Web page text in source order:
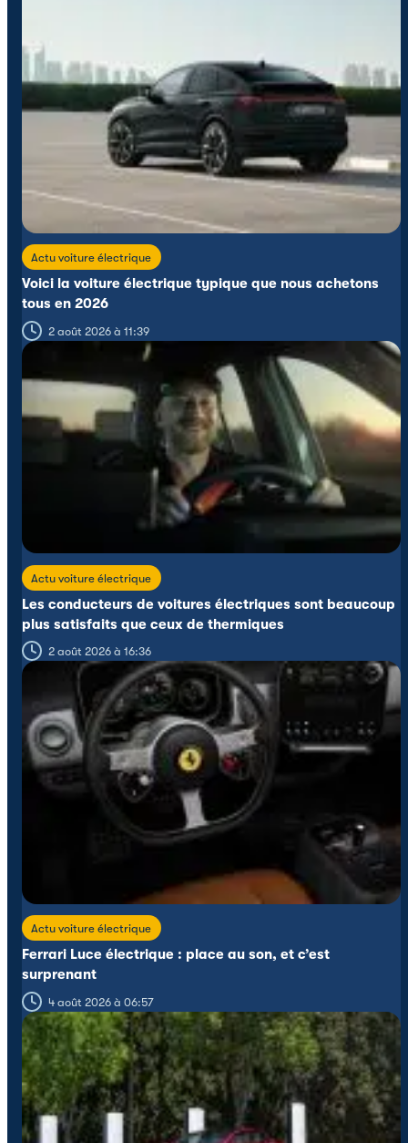
Actu voiture électrique
Voici la voiture électrique typique que nous achetons
tous en 2026
2 août 2026 à 11:39
Actu voiture électrique
Les conducteurs de voitures électriques sont beaucoup
plus satisfaits que ceux de thermiques
2 août 2026 à 16:36
Actu voiture électrique
Ferrari Luce électrique : place au son, et c’est
surprenant
4 août 2026 à 06:57